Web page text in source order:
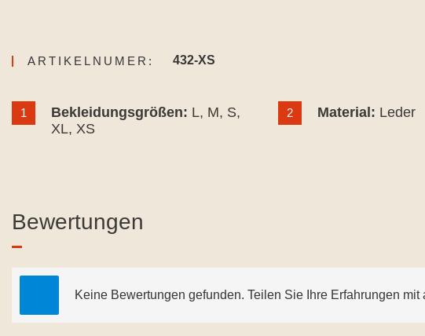
ARTIKELNUMER: 432-XS
1 Bekleidungsgrößen: L, M, S,
XL, XS
2 Material: Leder
Bewertungen
Keine Bewertungen gefunden. Teilen Sie Ihre Erfahrungen mit